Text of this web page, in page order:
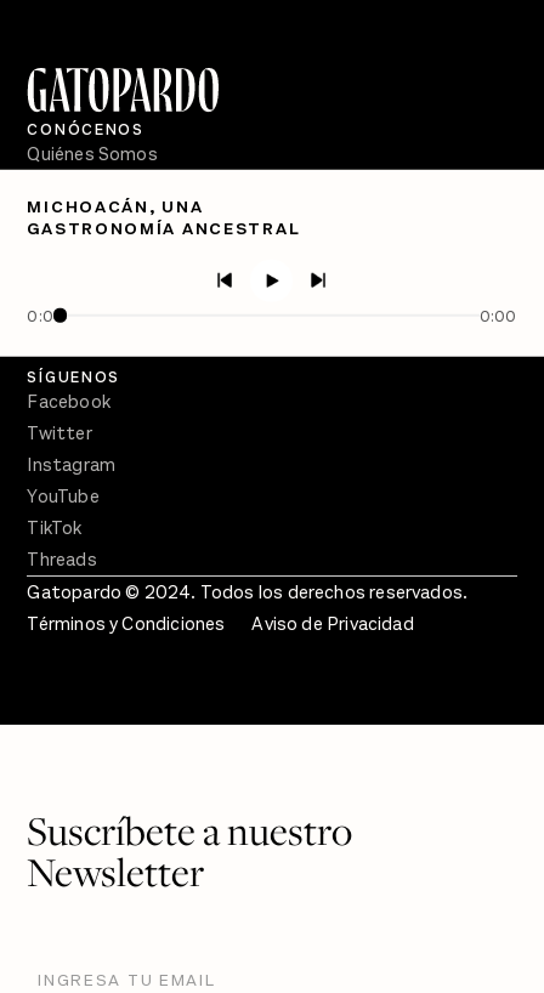
MICHOACÁN, UNA
GASTRONOMÍA ANCESTRAL
0:00 0:00
CONÓCENOS
Quiénes Somos
PÓDCASTS
Crecer en Distopía
SÍGUENOS
Facebook
Twitter
Instagram
YouTube
TikTok
Threads
Gatopardo © 2024. Todos los derechos reservados.
Términos y Condiciones
Aviso de Privacidad
Suscríbete a nuestro
Newsletter